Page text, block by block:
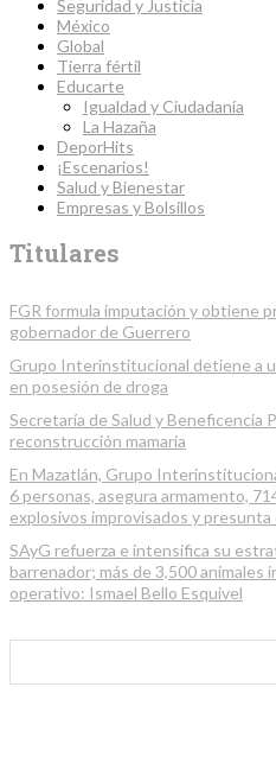
Seguridad y Justicia
México
Global
Tierra fértil
Educarte
Igualdad y Ciudadanía
La Hazaña
DeporHits
¡Escenarios!
Salud y Bienestar
Empresas y Bolsillos
Titulares
FGR formula imputación y obtiene
gobernador de Guerrero
Grupo Interinstitucional detiene a
en posesión de droga
Secretaría de Salud y Beneficencia
reconstrucción mamaria
En Mazatlán, Grupo
6 personas, asegura armamento,
explosivos improvisados y presunta
SAyG refuerza e intensifica su
barrenador; más de 3,500 animales
operativo: Ismael Bello Esquivel